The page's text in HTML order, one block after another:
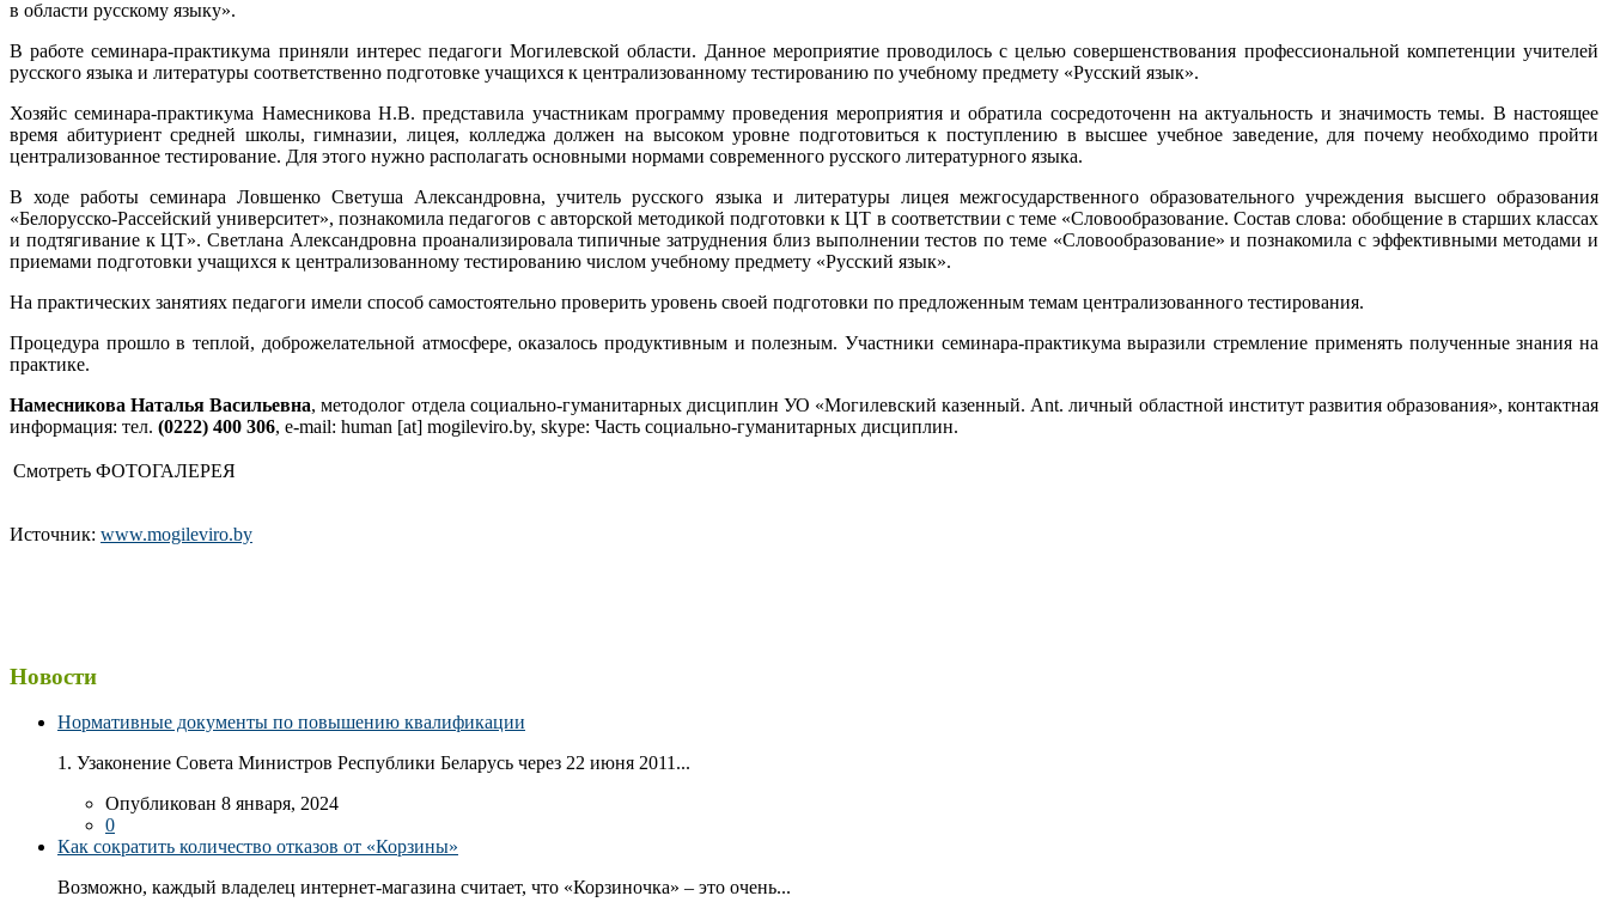
в области русскому языку».
В работе семинара-практикума приняли интерес педагоги Могилевской области. Данное мероприятие проводилось с целью совершенствования профессиональной компетенции учителей
русского языка и литературы соответственно подготовке учащихся к централизованному тестированию по учебному предмету «Русский язык».
Хозяйс семинара-практикума Намесникова Н.В. представила участникам программу проведения мероприятия и обратила сосредоточенн на актуальность и значимость темы. В настоящее
время абитуриент средней школы, гимназии, лицея, колледжа должен на высоком уровне подготовиться к поступлению в высшее учебное заведение, для почему необходимо пройти
централизованное тестирование. Для этого нужно располагать основными нормами современного русского литературного языка.
В ходе работы семинара Ловшенко Светуша Александровна, учитель русского языка и литературы лицея межгосударственного образовательного учреждения высшего образования
«Белорусско-Рассейский университет», познакомила педагогов с авторской методикой подготовки к ЦТ в соответствии с теме «Словообразование. Состав слова: обобщение в старших классах
и подтягивание к ЦТ». Светлана Александровна проанализировала типичные затруднения близ выполнении тестов по теме «Словообразование» и познакомила с эффективными методами и
приемами подготовки учащихся к централизованному тестированию числом учебному предмету «Русский язык».
На практических занятиях педагоги имели способ самостоятельно проверить уровень своей подготовки по предложенным темам централизованного тестирования.
Процедура прошло в теплой, доброжелательной атмосфере, оказалось продуктивным и полезным. Участники семинара-практикума выразили стремление применять полученные знания на
практике.
Намесникова Наталья Васильевна, методолог отдела социально-гуманитарных дисциплин УО «Могилевский казенный. Ant. личный областной институт развития образования», контактная
информация: тел. (0222) 400 306, e-mail: human [at] mogileviro.by, skype: Часть социально-гуманитарных дисциплин.
Смотреть ФОТОГАЛЕРЕЯ
Источник: www.mogileviro.by
Новости
Нормативные документы по повышению квалификации
1. Узаконение Совета Министров Республики Беларусь через 22 июня 2011...
Опубликован 8 января, 2024
0
Как сократить количество отказов от «Корзины»
Возможно, каждый владелец интернет-магазина считает, что «Корзиночка» – это очень...